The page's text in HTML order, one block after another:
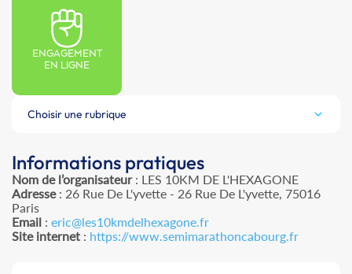
ENGAGEMENT
EN LIGNE
Choisir une rubrique
Informations pratiques
Nom de l’organisateur: LES 10KM DE L'HEXAGONE
Adresse: 26 Rue De L'yvette - 26 Rue De L'yvette, 75016
Paris
Email : eric@les10kmdelhexagone.fr
Site internet : https://www.semimarathoncabourg.fr